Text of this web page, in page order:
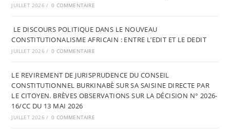
JUILLET 2026 / 0 COMMENTAIRE
LE DISCOURS POLITIQUE DANS LE NOUVEAU
CONSTITUTIONALISME AFRICAIN : ENTRE L’EDIT ET LE DEDIT
JUILLET 2026 / 0 COMMENTAIRE
LE REVIREMENT DE JURISPRUDENCE DU CONSEIL
CONSTITUTIONNEL BURKINABÈ SUR SA SAISINE DIRECTE PAR
LE CITOYEN. BRÈVES OBSERVATIONS SUR LA DÉCISION N° 2026-
16/CC DU 13 MAI 2026
JUILLET 2026 / 0 COMMENTAIRE